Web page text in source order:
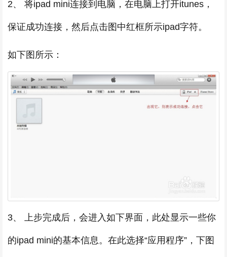
2、 将ipad mini连接到电脑，在电脑上打开itunes，
保证成功连接，然后点击图中红框所示ipad字符。
如下图所示：
3、 上步完成后，会进入如下界面，此处显示一些你
的ipad mini的基本信息。在此选择“应用程序”，下图